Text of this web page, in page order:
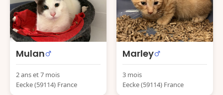
Mulan
2 ans et 7 mois
Eecke (59114) France
Marley
3 mois
Eecke (59114) France